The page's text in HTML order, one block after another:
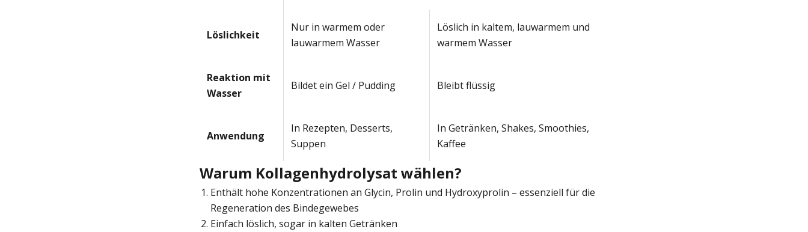
Löslichkeit
Nur in warmem oder
lauwarmem Wasser
Löslich in kaltem, lauwarmem und
warmem Wasser
Reaktion mit
Wasser
Bildet ein Gel / Pudding Bleibt flüssig
Anwendung
In Rezepten, Desserts,
Suppen
In Getränken, Shakes, Smoothies,
Kaffee
Warum Kollagenhydrolysat wählen?
Enthält hohe Konzentrationen an Glycin, Prolin und Hydroxyprolin – essenziell für die
Regeneration des Bindegewebes
Einfach löslich, sogar in kalten Getränken